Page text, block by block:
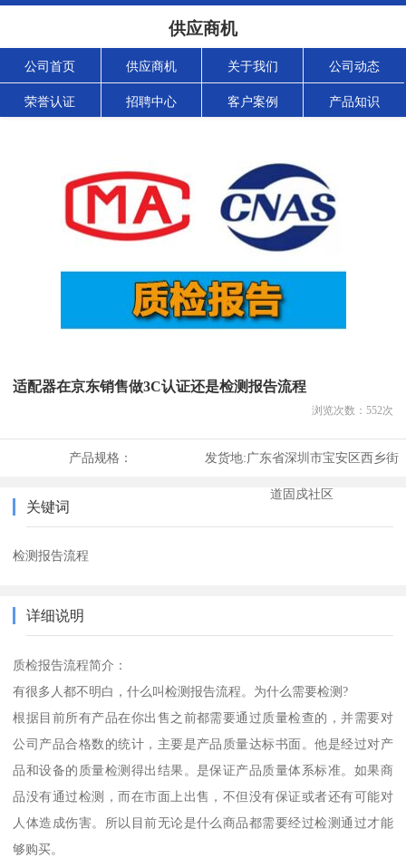
供应商机
公司首页 供应商机 关于我们 公司动态
荣誉认证 招聘中心 客户案例 产品知识
适配器在京东销售做3C认证还是检测报告流程
浏览次数： 552次
产品规格： 发货地:广东省深圳市宝安区西乡街
道固戍社区
关键词
检测报告流程
详细说明
质检报告流程简介：
有很多人都不明白，什么叫检测报告流程。为什么需要检测?
根据目前所有产品在你出售之前都需要通过质量检查的，并需要对
公司产品合格数的统计，主要是产品质量达标书面。他是经过对产
品和设备的质量检测得出结果。是保证产品质量体系标准。如果商
品没有通过检测，而在市面上出售，不但没有保证或者还有可能对
人体造成伤害。所以目前无论是什么商品都需要经过检测通过才能
够购买。